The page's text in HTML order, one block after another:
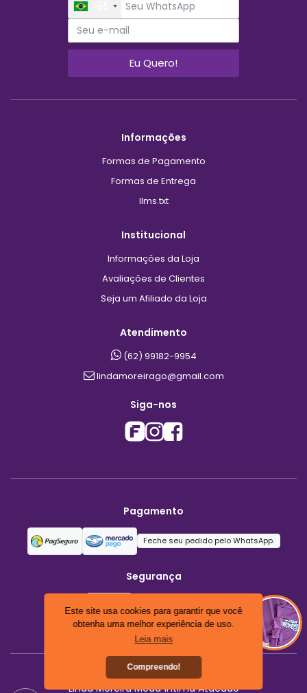
Este site usa cookies para garantir que você
obtenha uma melhor experiência de uso.
Leia mais
Compreendo!
Eu Quero!
Informações
Formas de Pagamento
Formas de Entrega
llms.txt
Institucional
Informações da Loja
Avaliações de Clientes
Seja um Afiliado da Loja
Atendimento
(62) 99182-9954
lindamoreirago@gmail.com
Siga-nos
Pagamento
Feche seu pedido pelo WhatsApp.
Segurança
Linda Moreira Moda Íntima Atacado